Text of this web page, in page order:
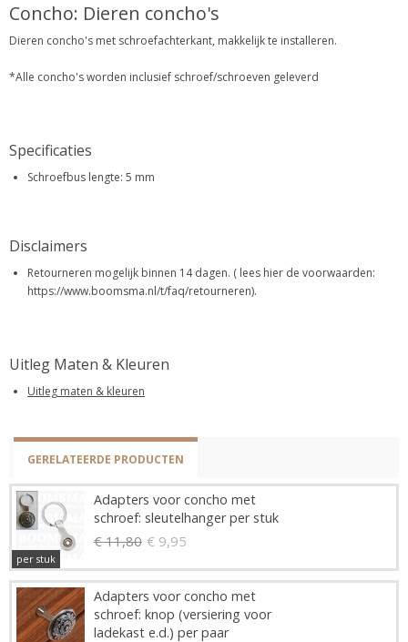
Concho: Dieren concho's
Dieren concho's met schroefachterkant, makkelijk te installeren.
*Alle concho's worden inclusief schroef/schroeven geleverd
Specificaties
Schroefbus lengte: 5 mm
Disclaimers
Retourneren mogelijk binnen 14 dagen. ( lees hier de voorwaarden:
https://www.boomsma.nl/t/faq/retourneren).
Uitleg Maten & Kleuren
Uitleg maten & kleuren
GERELATEERDE PRODUCTEN
Adapters voor concho met
schroef: sleutelhanger per stuk
€ 11,80 € 9,95
per stuk
Adapters voor concho met
schroef: knop (versiering voor
ladekast e.d.) per paar